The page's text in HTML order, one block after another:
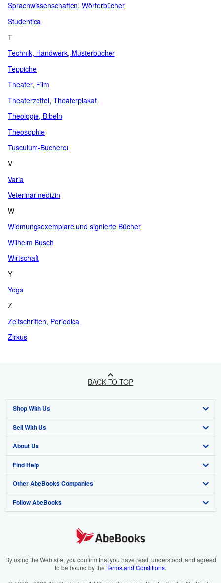
Sprachwissenschaften, Wörterbücher
Studentica
T
Technik, Handwerk, Musterbücher
Teppiche
Theater, Film
Theaterzettel, Theaterplakat
Theologie, Bibeln
Theosophie
Tusculum-Bücherei
V
Varia
Veterinärmedizin
W
Widmungsexemplare und signierte Bücher
Wilhelm Busch
Wirtschaft
Y
Yoga
Z
Zeitschriften, Periodica
Zirkus
BACK TO TOP
Shop With Us
Advanced Search
Browse Collections
My Account
My Orders
View Basket
Sell With Us
Start Selling
Join Our Affiliate Programme
Book Buyback
Refer a seller
About Us
About AbeBooks
Media
Careers
Cookies Notice
Find Help
Help
Customer Service
Other AbeBooks Companies
AbeBooks.com
AbeBooks.it
Follow AbeBooks
By using the Web site, you confirm that you have read, understood, and agreed
to be bound by the Terms and Conditions.